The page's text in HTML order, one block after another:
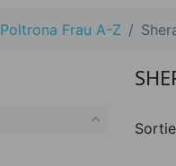
Poltrona Frau A-Z